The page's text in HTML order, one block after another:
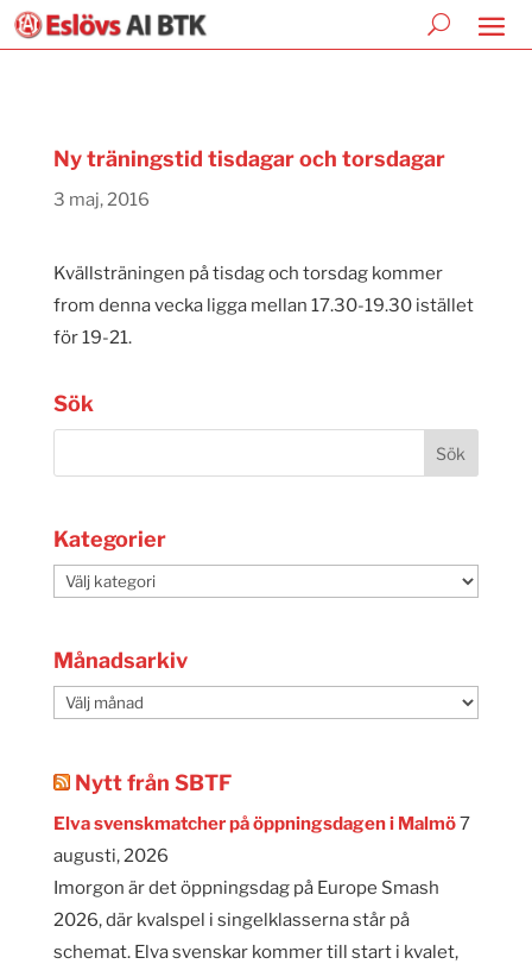
Ny träningstid tisdagar och torsdagar
3 maj, 2016
Kvällsträningen på tisdag och torsdag kommer
from denna vecka ligga mellan 17.30-19.30 istället
för 19-21.
Sök
Kategorier
Kategorier
Månadsarkiv
Månadsarkiv
Nytt från SBTF
Elva svenskmatcher på öppningsdagen i Malmö7
augusti, 2026
Imorgon är det öppningsdag på Europe Smash
2026, där kvalspel i singelklasserna står på
schemat. Elva svenskar kommer till start i kvalet,